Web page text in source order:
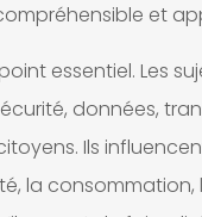
et
essentiel. Les
données,
Ils
la consommation,